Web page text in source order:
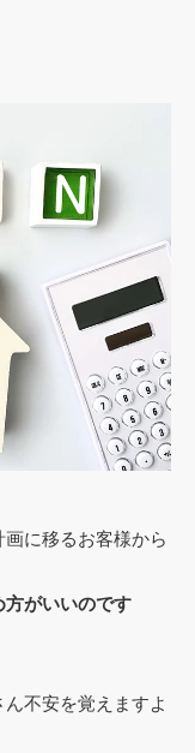
に移るお客様から
方がいいのです
不安を覚えますよ